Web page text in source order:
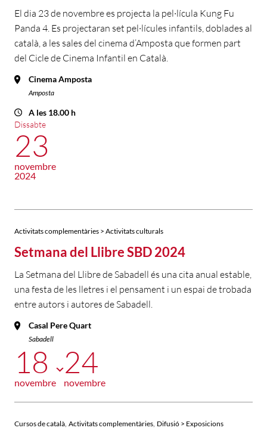
El dia 23 de novembre es projecta la pel·lícula Kung Fu
Panda 4. Es projectaran set pel·lícules infantils, doblades al
català, a les sales del cinema d’Amposta que formen part
del Cicle de Cinema Infantil en Català.
Cinema Amposta
Amposta
A les 18.00 h
Dissabte
23
novembre
2024
Activitats complementàries > Activitats culturals
Setmana del Llibre SBD 2024
La Setmana del Llibre de Sabadell és una cita anual estable,
una festa de les lletres i el pensament i un espai de trobada
entre autors i autores de Sabadell.
Casal Pere Quart
Sabadell
18
novembre
24
novembre
Cursos de català Activitats complementàries Difusió > Exposicions